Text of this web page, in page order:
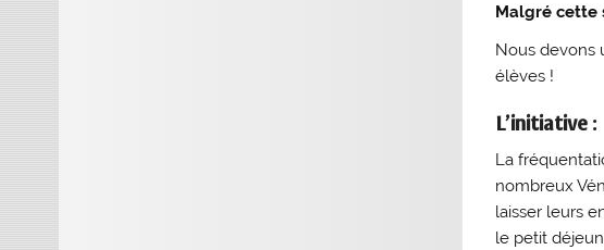
Malgré cette
Nous devons
élèves !
L’initiative :
La
nombreux
laisser leurs
le petit